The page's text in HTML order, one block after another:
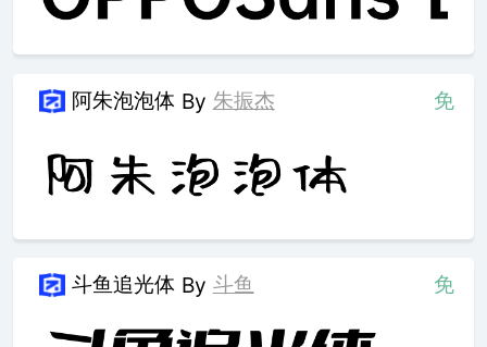
阿朱泡泡体 By 朱振杰 免
斗鱼追光体 By 斗鱼 免